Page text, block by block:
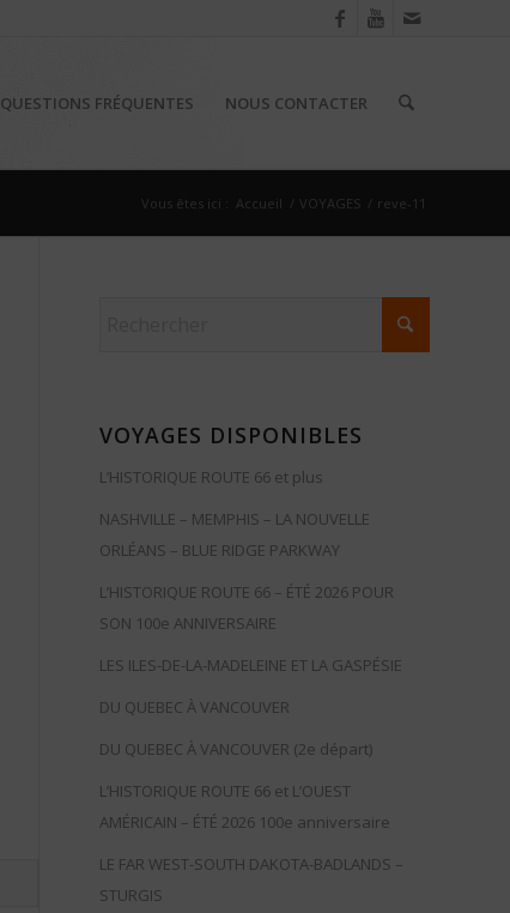
QUESTIONS FRÉQUENTES NOUS CONTACTER
Vous êtes ici : Accueil / VOYAGES / reve-11
VOYAGES DISPONIBLES
L’HISTORIQUE ROUTE 66 et plus
NASHVILLE – MEMPHIS – LA NOUVELLE
ORLÉANS – BLUE RIDGE PARKWAY
L’HISTORIQUE ROUTE 66 – ÉTÉ 2026 POUR
SON 100e ANNIVERSAIRE
LES ILES-DE-LA-MADELEINE ET LA GASPÉSIE
DU QUEBEC À VANCOUVER
DU QUEBEC À VANCOUVER (2e départ)
L’HISTORIQUE ROUTE 66 et L’OUEST
AMÉRICAIN – ÉTÉ 2026 100e anniversaire
LE FAR WEST-SOUTH DAKOTA-BADLANDS –
STURGIS